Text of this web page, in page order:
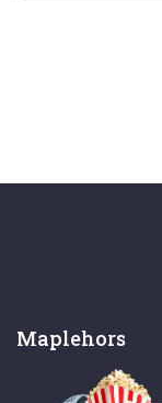
Maplehors